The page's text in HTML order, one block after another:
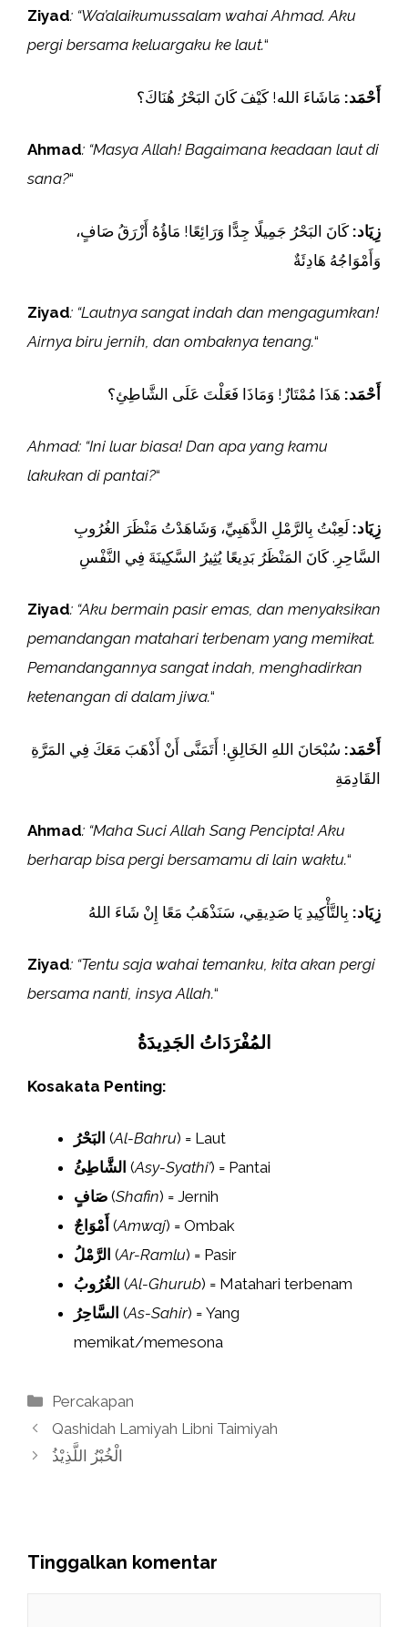
Ziyad: “Wa’alaikumussalam wahai Ahmad. Aku
pergi bersama keluargaku ke laut.“
أَحْمَد: مَاشَاءَ الله! كَيْفَ كَانَ البَحْرُ هُنَاكَ؟
Ahmad: “Masya Allah! Bagaimana keadaan laut di
sana?“
زِيَاد: كَانَ البَحْرُ جَمِيلًا جِدًّا وَرَائِعًا! مَاؤُهُ أَزْرَقُ صَافٍ،
وَأَمْوَاجُهُ هَادِئَةٌ
Ziyad: “Lautnya sangat indah dan mengagumkan!
Airnya biru jernih, dan ombaknya tenang.“
أَحْمَد: هَذَا مُمْتَازٌ! وَمَاذَا فَعَلْتَ عَلَى الشَّاطِئِ؟
Ahmad: “Ini luar biasa! Dan apa yang kamu
lakukan di pantai?“
زِيَاد: لَعِبْتُ بِالرَّمْلِ الذَّهَبِيِّ، وَشَاهَدْتُ مَنْظَرَ الغُرُوبِ
السَّاحِرِ. كَانَ المَنْظَرُ بَدِيعًا يُثِيرُ السَّكِينَةَ فِي النَّفْسِ
Ziyad: “Aku bermain pasir emas, dan menyaksikan
pemandangan matahari terbenam yang memikat.
Pemandangannya sangat indah, menghadirkan
ketenangan di dalam jiwa.“
أَحْمَد: سُبْحَانَ اللهِ الخَالِقِ! أَتَمَنَّى أَنْ أَذْهَبَ مَعَكَ فِي المَرَّةِ
القَادِمَةِ
Ahmad: “Maha Suci Allah Sang Pencipta! Aku
berharap bisa pergi bersamamu di lain waktu.“
زِيَاد: بِالتَّأْكِيدِ يَا صَدِيقِي، سَنَذْهَبُ مَعًا إِنْ شَاءَ اللهُ
Ziyad: “Tentu saja wahai temanku, kita akan pergi
bersama nanti, insya Allah.“
المُفْرَدَاتُ الجَدِيدَةُ
Kosakata Penting:
البَحْرُ (Al-Bahru) = Laut
الشَّاطِئُ (Asy-Syathi’) = Pantai
صَافٍ (Shafin) = Jernih
أَمْوَاجٌ (Amwaj) = Ombak
الرَّمْلُ (Ar-Ramlu) = Pasir
الغُرُوبُ (Al-Ghurub) = Matahari terbenam
السَّاحِرُ (As-Sahir) = Yang
memikat/memesona
Kategori
Percakapan
Qashidah Lamiyah Libni Taimiyah
الْخُبْزُ اللَّذِيْذُ
Tinggalkan komentar